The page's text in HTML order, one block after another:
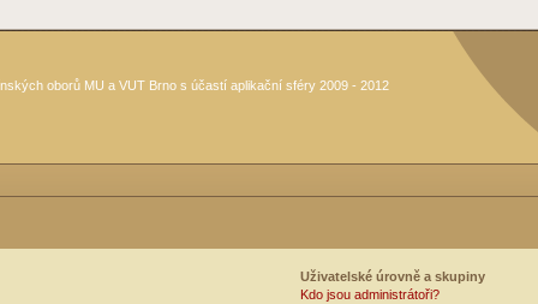
oborů MU a VUT Brno s účastí aplikační sféry 2009 - 2012
Uživatelské úrovně a skupiny
Kdo jsou administrátoři?